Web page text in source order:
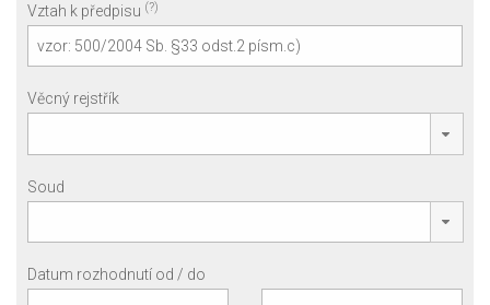
Vztah k předpisu (?)
Věcný rejstřík
Soud
Datum rozhodnutí od / do